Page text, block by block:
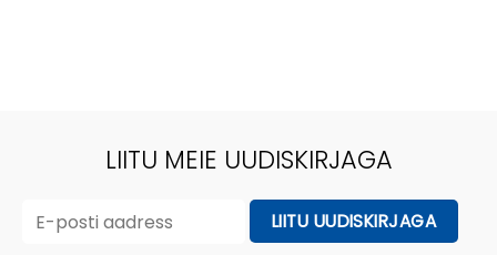
LIITU MEIE UUDISKIRJAGA